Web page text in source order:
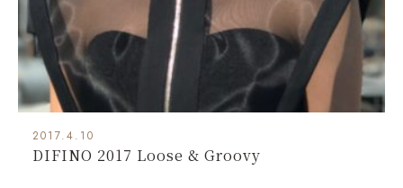
2017.4.10
DIFINO 2017 Loose & Groovy